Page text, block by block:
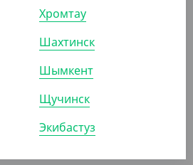
крафт, 180*55*55 мм
Хромтау
Шахтинск
Шымкент
Щучинск
Экибастуз